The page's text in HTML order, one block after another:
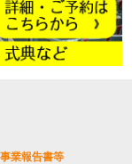
業報告書等